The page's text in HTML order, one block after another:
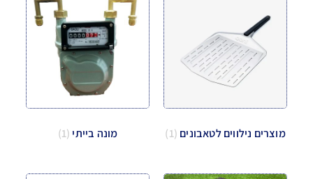
מוצרים נילווים לטאבונים (1) מונה בייתי (1)